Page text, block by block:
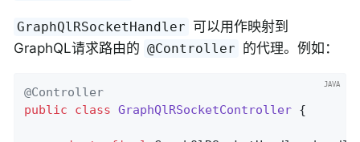
GraphQlRSocketHandler 可以用作映射到
GraphQL请求路由的 @Controller 的代理。例如：
@Controller
public
class GraphQlRSocketController {